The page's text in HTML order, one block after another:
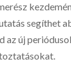
segíthet
az új